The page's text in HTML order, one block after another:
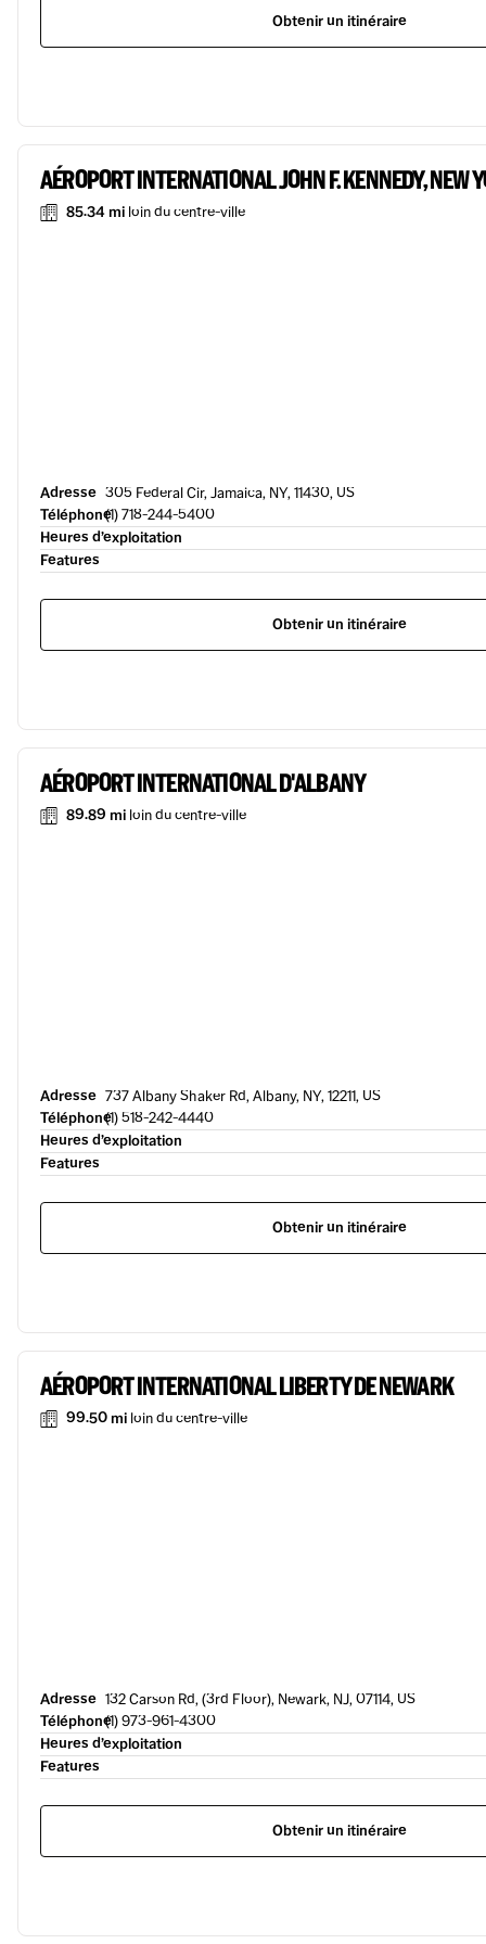
Obtenir un itinéraire
AÉROPORT INTERNATIONAL JOHN F. KENNEDY, NEW
85.34 mi loin du centre-ville
Adresse 305 Federal Cir, Jamaica, NY, 11430, US
Téléphone(1) 718-244-5400
Heures d’exploitation
Features
Obtenir un itinéraire
AÉROPORT INTERNATIONAL D'ALBANY
89.89 mi loin du centre-ville
Adresse 737 Albany Shaker Rd, Albany, NY, 12211, US
Téléphone(1) 518-242-4440
Heures d’exploitation
Features
Obtenir un itinéraire
AÉROPORT INTERNATIONAL LIBERTY DE NEWARK
99.50 mi loin du centre-ville
Adresse 132 Carson Rd, (3rd Floor), Newark, NJ, 07114, US
Téléphone(1) 973-961-4300
Heures d’exploitation
Features
Obtenir un itinéraire